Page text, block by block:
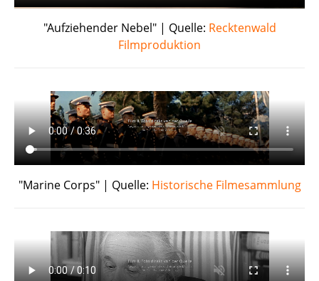
"Aufziehender Nebel" | Quelle: Recktenwald
Filmproduktion
"Marine Corps" | Quelle: Historische Filmesammlung